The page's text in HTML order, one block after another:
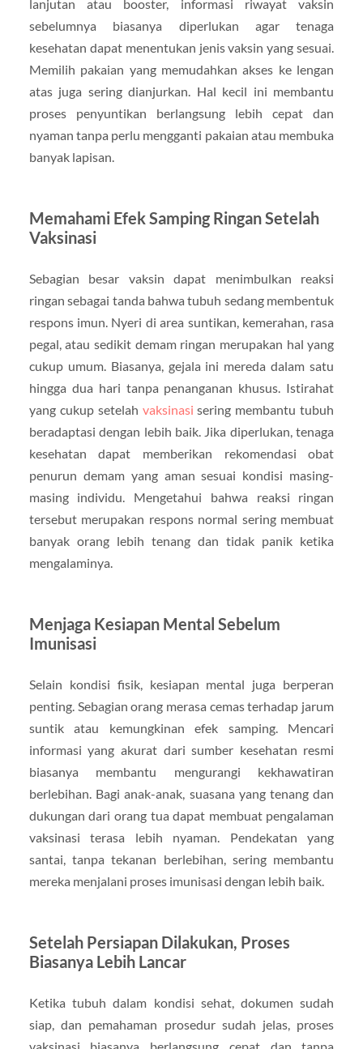
lanjutan atau booster, informasi riwayat vaksin
sebelumnya biasanya diperlukan agar tenaga
kesehatan dapat menentukan jenis vaksin yang sesuai.
Memilih pakaian yang memudahkan akses ke lengan
atas juga sering dianjurkan. Hal kecil ini membantu
proses penyuntikan berlangsung lebih cepat dan
nyaman tanpa perlu mengganti pakaian atau membuka
banyak lapisan.
Memahami Efek Samping Ringan Setelah
Vaksinasi
Sebagian besar vaksin dapat menimbulkan reaksi
ringan sebagai tanda bahwa tubuh sedang membentuk
respons imun. Nyeri di area suntikan, kemerahan, rasa
pegal, atau sedikit demam ringan merupakan hal yang
cukup umum. Biasanya, gejala ini mereda dalam satu
hingga dua hari tanpa penanganan khusus. Istirahat
yang cukup setelah vaksinasi sering membantu tubuh
beradaptasi dengan lebih baik. Jika diperlukan, tenaga
kesehatan dapat memberikan rekomendasi obat
penurun demam yang aman sesuai kondisi masing-
masing individu. Mengetahui bahwa reaksi ringan
tersebut merupakan respons normal sering membuat
banyak orang lebih tenang dan tidak panik ketika
mengalaminya.
Menjaga Kesiapan Mental Sebelum
Imunisasi
Selain kondisi fisik, kesiapan mental juga berperan
penting. Sebagian orang merasa cemas terhadap jarum
suntik atau kemungkinan efek samping. Mencari
informasi yang akurat dari sumber kesehatan resmi
biasanya membantu mengurangi kekhawatiran
berlebihan. Bagi anak-anak, suasana yang tenang dan
dukungan dari orang tua dapat membuat pengalaman
vaksinasi terasa lebih nyaman. Pendekatan yang
santai, tanpa tekanan berlebihan, sering membantu
mereka menjalani proses imunisasi dengan lebih baik.
Setelah Persiapan Dilakukan, Proses
Biasanya Lebih Lancar
Ketika tubuh dalam kondisi sehat, dokumen sudah
siap, dan pemahaman prosedur sudah jelas, proses
vaksinasi biasanya berlangsung cepat dan tanpa